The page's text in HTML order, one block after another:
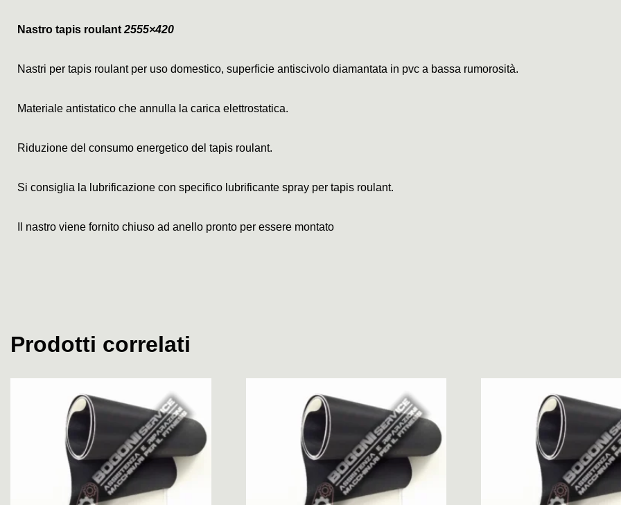
Nastro tapis roulant 2555×420
Nastri per tapis roulant per uso domestico, superficie antiscivolo diamantata in pvc a bassa rumorosità.
Materiale antistatico che annulla la carica elettrostatica.
Riduzione del consumo energetico del tapis roulant.
Si consiglia la lubrificazione con specifico lubrificante spray per tapis roulant.
Il nastro viene fornito chiuso ad anello pronto per essere montato
Prodotti correlati